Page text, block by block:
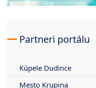
Partneri portálu
Kúpele Dudince
Mesto Krupina